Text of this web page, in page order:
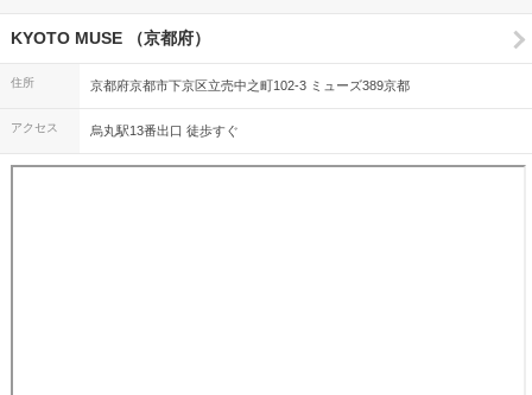
KYOTO MUSE （京都府）
住所 京都府京都市下京区立売中之町102-3 ミューズ389京都
アクセス 烏丸駅13番出口 徒歩すぐ